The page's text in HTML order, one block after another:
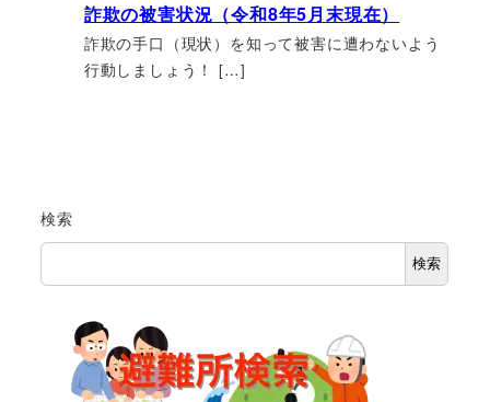
詐欺の被害状況（令和8年5月末現在）
詐欺の手口（現状）を知って被害に遭わないよう
行動しましょう！ […]
検索
検索